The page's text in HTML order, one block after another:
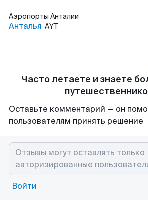
Аэропорты Анталии
Анталья AYT
Часто летаете и знаете
Оставьте комментарий — он
пользователям принять решение
Войти